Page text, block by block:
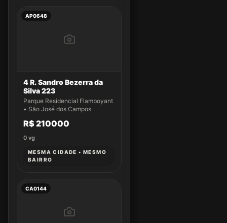
AP0648
4 R. Sandro Bezerra da
Silva 223
Parque Residencial Flamboyant
• São José dos Campos
R$ 210000
0 vg
MESMA CIDADE • MESMO
BAIRRO
CA0144